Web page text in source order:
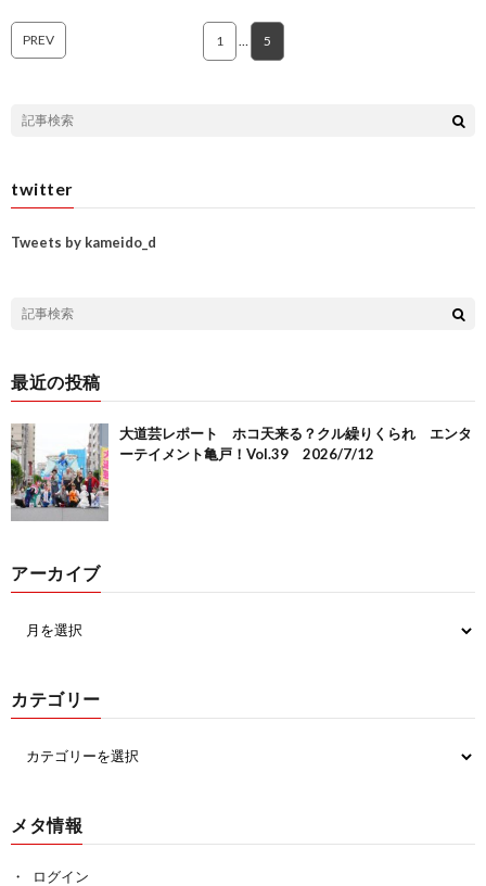
PREV 1 5
twitter
Tweets by kameido_d
最近の投稿
大道芸レポート ホコ天来る？クル繰りくられ エンタ
ーテイメント亀戸！Vol.39 2026/7/12
アーカイブ
カテゴリー
メタ情報
ログイン